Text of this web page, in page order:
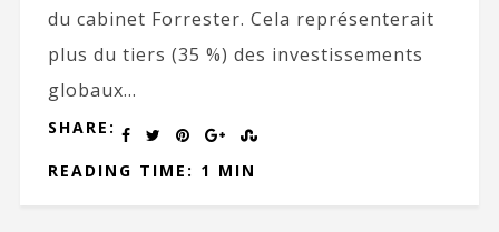
du cabinet Forrester. Cela représenterait
plus du tiers (35 %) des investissements
globaux...
SHARE:
READING TIME: 1 MIN